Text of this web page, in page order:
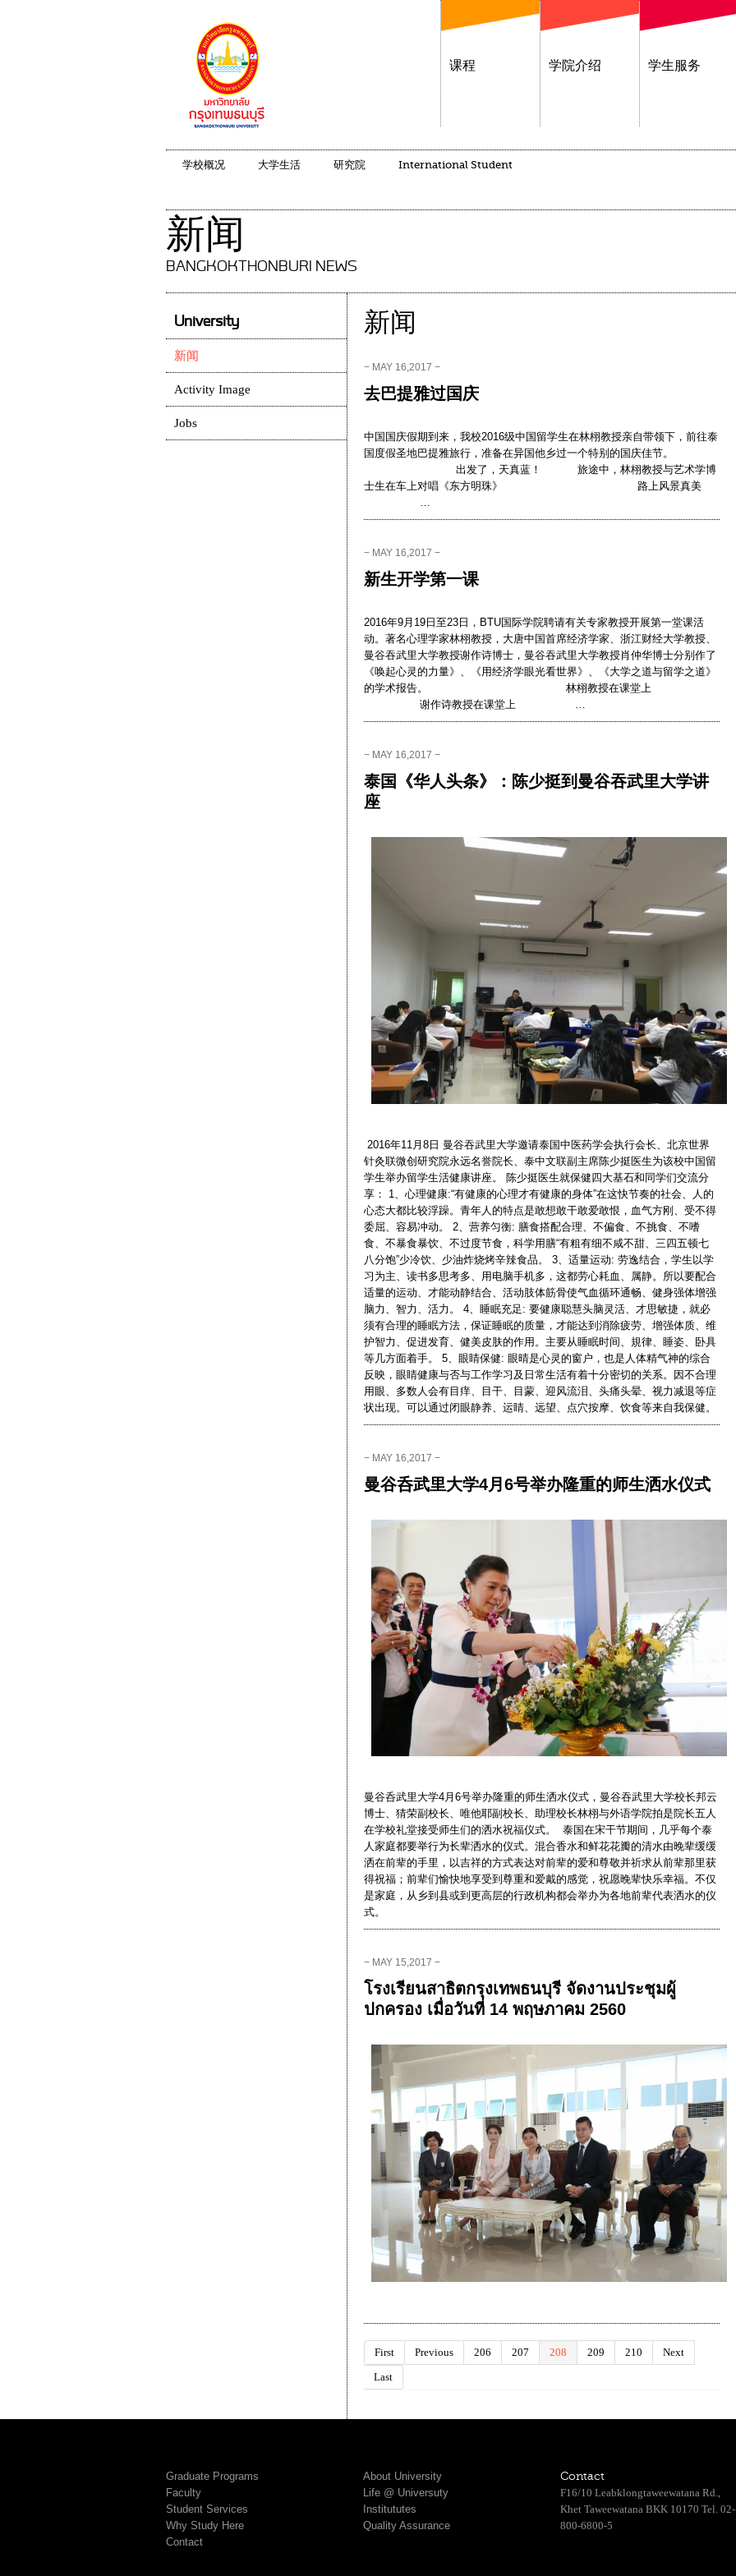
课程 学院介绍 学生服务
学校概况 大学生活 研究院 International Student
新闻
BANGKOKTHONBURI NEWS
新闻
− MAY 16,2017 −
去巴提雅过国庆
中国国庆假期到来，我校2016级中国留学生在林栩教授亲自带领下，前往泰
国度假圣地巴提雅旅行，准备在异国他乡过一个特别的国庆佳节。
出发了，天真蓝！ 旅途中，林栩教授与艺术学博
士生在车上对唱《东方明珠》 路上风景真美
…
− MAY 16,2017 −
新生开学第一课
2016年9月19日至23日，BTU国际学院聘请有关专家教授开展第一堂课活
动。著名心理学家林栩教授，大唐中国首席经济学家、浙江财经大学教授、
曼谷吞武里大学教授谢作诗博士，曼谷吞武里大学教授肖仲华博士分别作了
《唤起心灵的力量》、《用经济学眼光看世界》、《大学之道与留学之道》
的学术报告。 林栩教授在课堂上
谢作诗教授在课堂上 …
− MAY 16,2017 −
泰国《华人头条》：陈少挺到曼谷吞武里大学讲
座
2016年11月8日 曼谷吞武里大学邀请泰国中医药学会执行会长、北京世界
针灸联微创研究院永远名誉院长、泰中文联副主席陈少挺医生为该校中国留
学生举办留学生活健康讲座。 陈少挺医生就保健四大基石和同学们交流分
享： 1、心理健康:“有健康的心理才有健康的身体”在这快节奏的社会、人的
心态大都比较浮躁。青年人的特点是敢想敢干敢爱敢恨，血气方刚、受不得
委屈、容易冲动。 2、营养匀衡: 膳食搭配合理、不偏食、不挑食、不嗜
食、不暴食暴饮、不过度节食，科学用膳“有粗有细不咸不甜、三四五顿七
八分饱”少冷饮、少油炸烧烤辛辣食品。 3、适量运动: 劳逸结合，学生以学
习为主、读书多思考多、用电脑手机多，这都劳心耗血、属静。所以要配合
适量的运动、才能动静结合、活动肢体筋骨使气血循环通畅、健身强体增强
脑力、智力、活力。 4、睡眠充足: 要健康聪慧头脑灵活、才思敏捷，就必
须有合理的睡眠方法，保证睡眠的质量，才能达到消除疲劳、增强体质、维
护智力、促进发育、健美皮肤的作用。主要从睡眠时间、規律、睡姿、卧具
等几方面着手。 5、眼睛保健: 眼晴是心灵的窗户，也是人体精气神的综合
反映，眼睛健康与否与工作学习及日常生活有着十分密切的关系。因不合理
用眼、多数人会有目痒、目干、目蒙、迎风流泪、头痛头晕、视力减退等症
状出现。可以通过闭眼静养、运睛、远望、点穴按摩、饮食等来自我保健。
− MAY 16,2017 −
曼谷呑武里大学4月6号举办隆重的师生洒水仪式
曼谷呑武里大学4月6号举办隆重的师生洒水仪式，曼谷吞武里大学校长邦云
博士、猜荣副校长、唯他耶副校长、助理校长林栩与外语学院拍是院长五人
在学校礼堂接受师生们的洒水祝福仪式。 泰国在宋干节期间，几乎每个泰
人家庭都要举行为长辈洒水的仪式。混合香水和鲜花花瓣的清水由晚辈缓缓
洒在前辈的手里，以吉祥的方式表达对前辈的爱和尊敬并祈求从前辈那里获
得祝福；前辈们愉快地享受到尊重和爱戴的感觉，祝愿晚辈快乐幸福。不仅
是家庭，从乡到县或到更高层的行政机构都会举办为各地前辈代表洒水的仪
式。
− MAY 15,2017 −
โรงเรียนสาธิตกรุงเทพธนบุรี จัดงานประชุมผู้
ปกครอง เมื่อวันที่ 14 พฤษภาคม 2560
First Previous 206 207 208 209 210
Next
Last
University
新闻
Activity Image
Jobs
Graduate Programs
Faculty
Student Services
Why Study Here
Contact
About University
Life @ Universuty
Institututes
Quality Assurance
Contact
F16/10 Leabklongtaweewatana Rd.,
Khet Taweewatana BKK 10170 Tel. 02-
800-6800-5